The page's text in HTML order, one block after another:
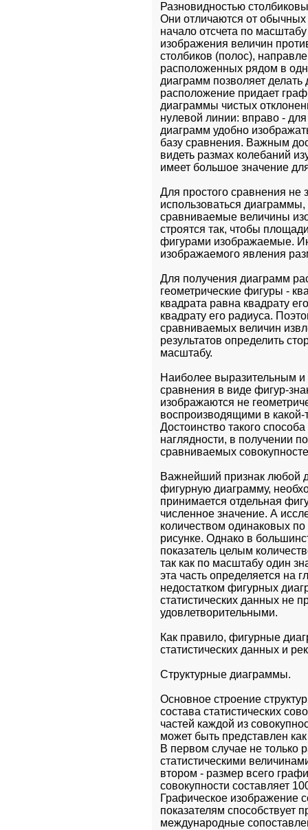
Разновидностью
Они отличаются от
начало отсчета по
изображения величин
столбиков (полос),
расположенных рядом в
диаграмм позволяет
расположение придает
диаграммы чистых
нулевой линии: вправо -
диаграмм удобно
базу сравнения. Важным
видеть размах колебаний
имеет большое значение
Для простого сравнения не
использоваться
сравниваемые величины
строятся так, чтобы
фигурами изображаемые.
изображаемого явления
Для получения диаграмм
геометрические фигуры -
квадрата равна квадрату
квадрату его радиуса.
сравниваемых величин
результатов определить
масштабу.
Наиболее выразительным и
сравнения в виде фигур-
изображаются не
воспроизводящими в какой-
Достоинство такого
наглядности, в получении
сравниваемых
Важнейший признак любой
фигурную диаграмму,
принимается отдельная
численное значение. А
количеством одинаковых
рисунке. Однако в
показатель целым
так как по масштабу один
эта часть определяется на
недостатком фигурных
статистических данных не
удовлетворительными.
Как правило, фигурные
статистических данных и
Структурные диаграммы.
Основное строение
состава статистических
частей каждой из
может быть представлен
В первом случае не только
статистическими
втором - размер всего
совокупности составляет
Графическое изображение
показателям способствует
международные